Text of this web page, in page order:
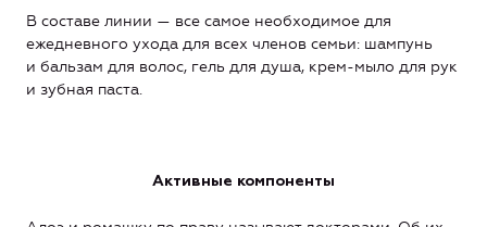
В составе линии — все самое необходимое для
ежедневного ухода для всех членов семьи: шампунь
и бальзам для волос, гель для душа, крем-мыло для рук
и зубная паста.
Активные компоненты